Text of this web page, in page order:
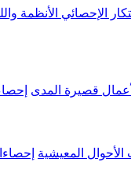
الإحصائي الأنظمة
قصيرة المدى
الأحوال المعيشية